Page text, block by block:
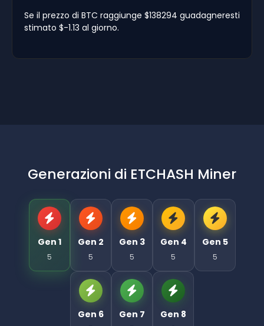
Se il prezzo di BTC raggiunge $138294 guadagneresti
stimato $-1.13 al giorno.
Generazioni di ETCHASH Miner
Gen 1
5
Gen 2
5
Gen 3
5
Gen 4
5
Gen 5
5
Gen 6 Gen 7 Gen 8